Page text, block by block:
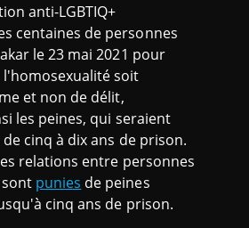
anti-LGBTIQ+
centaines de personnes
le 23 mai 2021 pour
soit
et non de délit,
les peines, qui seraient
cinq à dix ans de prison.
relations entre personnes
punies de peines
cinq ans de prison.